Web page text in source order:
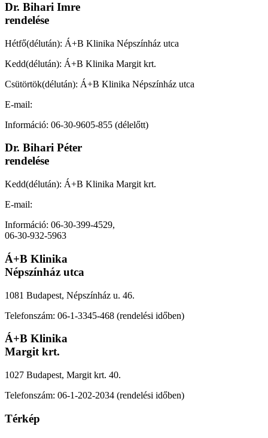
Dr. Bihari Imre
rendelése
Hétfő(délután): Á+B Klinika Népszínház utca
Kedd(délután): Á+B Klinika Margit krt.
Csütörtök(délután): Á+B Klinika Népszínház utca
E-mail:
Információ: 06-30-9605-855 (délelőtt)
Dr. Bihari Péter
rendelése
Kedd(délután): Á+B Klinika Margit krt.
E-mail:
Információ: 06-30-399-4529,
06-30-932-5963
Á+B Klinika
Népszínház utca
1081 Budapest, Népszínház u. 46.
Telefonszám: 06-1-3345-468 (rendelési időben)
Á+B Klinika
Margit krt.
1027 Budapest, Margit krt. 40.
Telefonszám: 06-1-202-2034 (rendelési időben)
Térkép